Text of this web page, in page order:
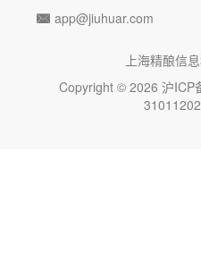
 app@jiuhuar.com
上海精酿信
Copyright © 2026 沪ICP